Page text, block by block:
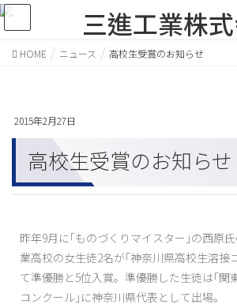
HOME ニュース 高校生受賞のお知らせ
2015年2月27日
高校生受賞のお知らせ
昨年9月に｢ものづくりマイスター｣の西原
業高校の女生徒2名が｢神奈川県高校生溶接
て準優勝と5位入賞。準優勝した生徒は｢関
コンクール｣に神奈川県代表として出場。